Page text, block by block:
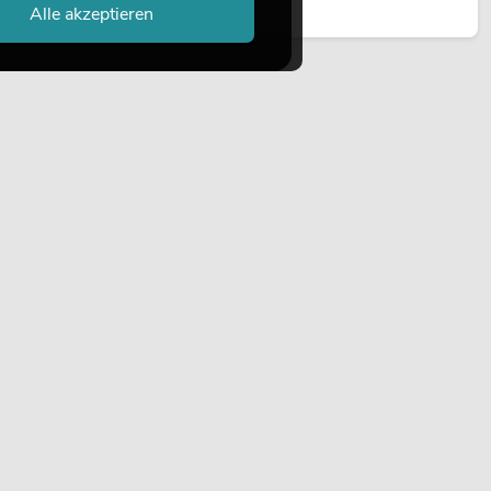
Jetzt lesen
Alle akzeptieren